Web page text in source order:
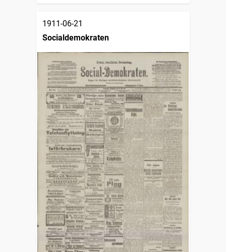
1911-06-21
Socialdemokraten